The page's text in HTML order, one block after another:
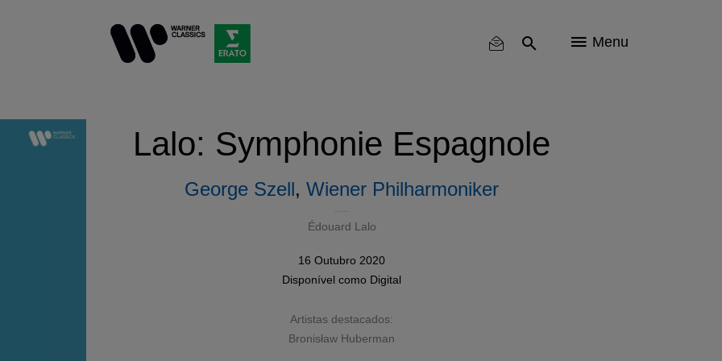
Menu
Lalo: Symphonie Espagnole
George Szell, Wiener Philharmoniker
Édouard Lalo
16 Outubro 2020
Disponível como Digital
Artistas destacados:
Bronisław Huberman